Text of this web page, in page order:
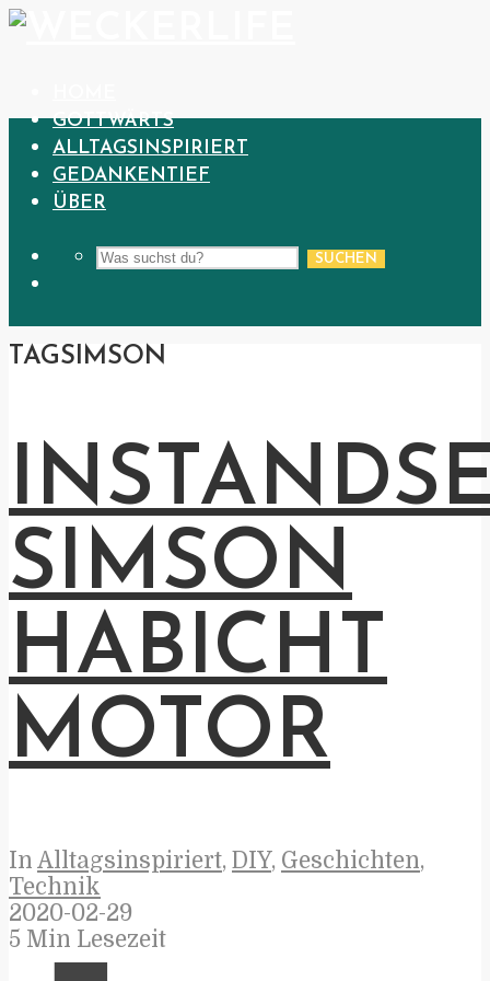
GOTTWÄRTS
ALLTAGSINSPIRIERT
GEDANKENTIEF
ÜBER
SUCHEN
TAGSIMSON
SIMSON
HABICHT
MOTOR
In Alltagsinspiriert, DIY, Geschichten,
Technik
2020-02-29
5 Min Lesezeit